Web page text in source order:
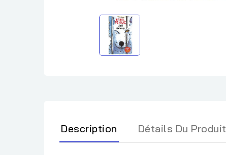
Description Détails Du Produit